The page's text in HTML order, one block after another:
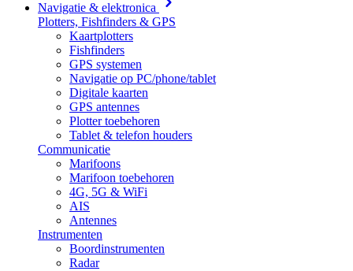
Navigatie & elektronica
Plotters, Fishfinders & GPS
Kaartplotters
Fishfinders
GPS systemen
Navigatie op PC/phone/tablet
Digitale kaarten
GPS antennes
Plotter toebehoren
Tablet & telefon houders
Communicatie
Marifoons
Marifoon toebehoren
4G, 5G & WiFi
AIS
Antennes
Instrumenten
Boordinstrumenten
Radar